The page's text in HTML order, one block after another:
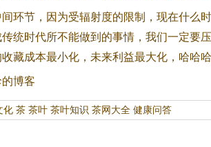
环节，因为受辐射度的限制，现在什么
统时代所不能做到的事情，我们一定要
藏成本最小化，未来利益最大化，哈哈哈
博客
化 茶 茶叶 茶叶知识 茶网大全 健康问答